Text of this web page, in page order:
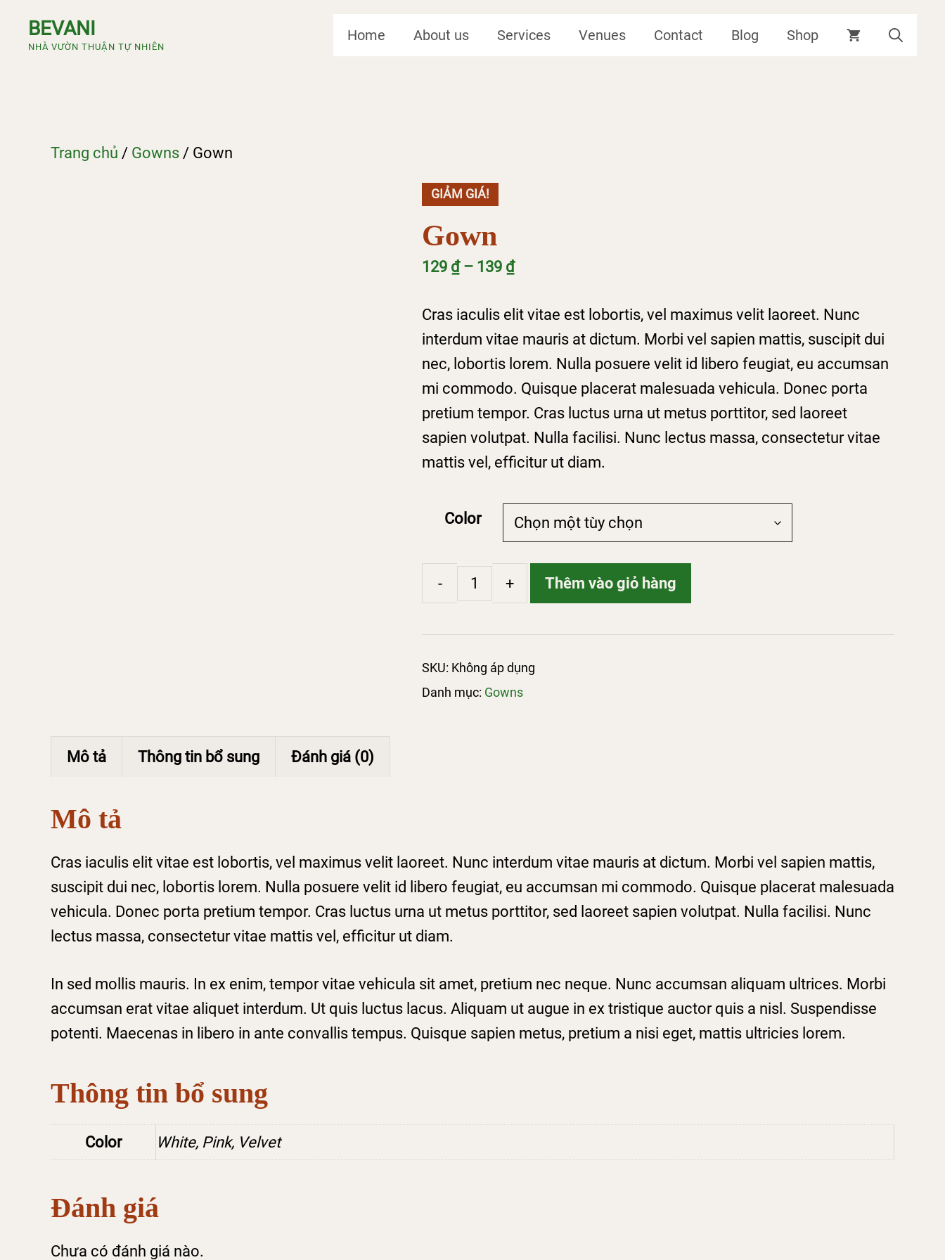
BEVANI
NHÀ VƯỜN THUẬN TỰ NHIÊN
Home About us Services Venues Contact Blog Shop
Trang chủ / Gowns / Gown
GIẢM GIÁ!
Gown
129 ₫ – 139 ₫Khoảng
từ
129 ₫
đến
139 ₫
Cras iaculis elit vitae est lobortis, vel maximus velit laoreet. Nunc
interdum vitae mauris at dictum. Morbi vel sapien mattis, suscipit dui
nec, lobortis lorem. Nulla posuere velit id libero feugiat, eu accumsan
mi commodo. Quisque placerat malesuada vehicula. Donec porta
pretium tempor. Cras luctus urna ut metus porttitor, sed laoreet
sapien volutpat. Nulla facilisi. Nunc lectus massa, consectetur vitae
mattis vel, efficitur ut diam.
Color
Thêm vào giỏ hàng
SKU: Không áp dụng
Danh mục: Gowns
Mô tả Thông tin bổ sung Đánh giá (0)
Mô tả
Cras iaculis elit vitae est lobortis, vel maximus velit laoreet. Nunc interdum vitae mauris at dictum. Morbi vel sapien mattis,
suscipit dui nec, lobortis lorem. Nulla posuere velit id libero feugiat, eu accumsan mi commodo. Quisque placerat malesuada
vehicula. Donec porta pretium tempor. Cras luctus urna ut metus porttitor, sed laoreet sapien volutpat. Nulla facilisi. Nunc
lectus massa, consectetur vitae mattis vel, efficitur ut diam.
In sed mollis mauris. In ex enim, tempor vitae vehicula sit amet, pretium nec neque. Nunc accumsan aliquam ultrices. Morbi
accumsan erat vitae aliquet interdum. Ut quis luctus lacus. Aliquam ut augue in ex tristique auctor quis a nisl. Suspendisse
potenti. Maecenas in libero in ante convallis tempus. Quisque sapien metus, pretium a nisi eget, mattis ultricies lorem.
Thông tin bổ sung
Color White, Pink, Velvet
Đánh giá
Chưa có đánh giá nào.
129 ₫